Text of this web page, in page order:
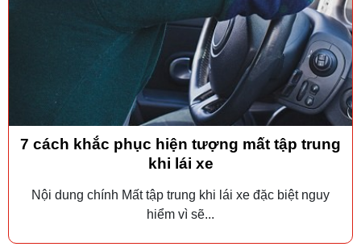
7 cách khắc phục hiện tượng mất tập trung
khi lái xe
Nội dung chính Mất tập trung khi lái xe đặc biệt nguy
hiểm vì sẽ...